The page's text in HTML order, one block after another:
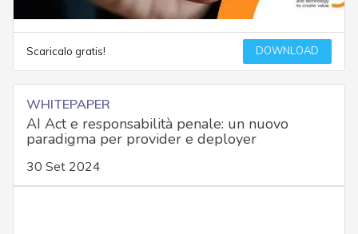
Scaricalo gratis! DOWNLOAD
WHITEPAPER
AI Act e responsabilità penale: un nuovo
paradigma per provider e deployer
30 Set 2024